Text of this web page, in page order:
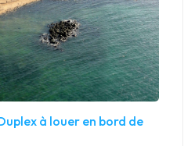
à louer en bord de